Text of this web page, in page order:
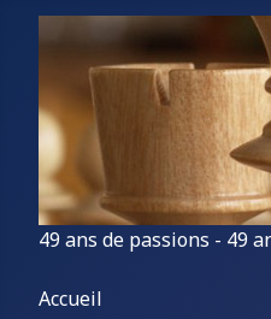
49 ans de passions - 49
Accueil